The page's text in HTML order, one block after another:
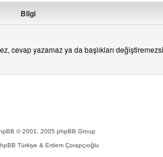
Bilgi
cevap yazamaz ya da başlıkları
© 2001, 2005 phpBB Group
Türkiye & Erdem Çorapçıoğlu